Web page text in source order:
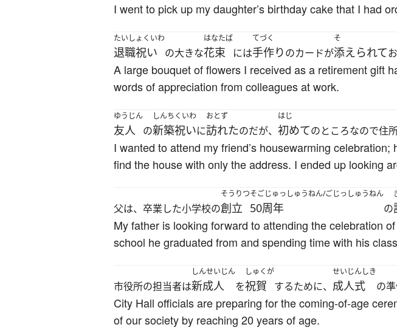
I went to pick up my daughter’s birthday cake that I had
たいしょくいわ
退職祝い の大きな
はなたば
花束 には
てづく
手作りのカードが
そ
添えられて
A large bouquet of flowers I received as a retirement gift
words of appreciation from colleagues at work.
ゆうじん
友人 の
しんちくいわ
新築祝いに
おとず
訪れたのだが、
はじ
初めてのところなので住
I wanted to attend my friend’s housewarming
find the house with only the address. I ended up looking
父は、卒業した小学校の
そうりつ
創立
そごじゅっしゅうねん/ごじっしゅうねん
50周年 の
My father is looking forward to attending the celebration
school he graduated from and spending time with his
市役所の担当者は
しんせいじん
新成人 を
しゅくが
祝賀 するために、
せいじんしき
成人式 の
City Hall officials are preparing for the coming-of-age
of our society by reaching 20 years of age.